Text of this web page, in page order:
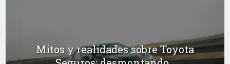
Mitos y realidades sobre Toyota